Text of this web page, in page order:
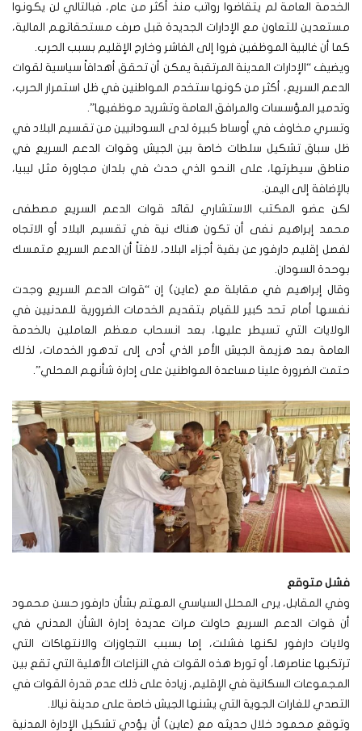
الخدمة العامة لم يتقاضوا رواتب منذ أكثر من عام، فبالتالي لن يكونوا
مستعدين للتعاون مع الإدارات الجديدة قبل صرف مستحقاتهم المالية،
كما أن غالبية الموظفين فروا إلى الفاشر وخارج الإقليم بسبب الحرب.
ويضيف “الإدارات المدينة المرتقبة يمكن أن تحقق أهدافاً سياسية لقوات
الدعم السريع، أكثر من كونها ستخدم المواطنين في ظل استمرار الحرب،
وتدمير المؤسسات والمرافق العامة وتشريد موظفيها”.
وتسري مخاوف في أوساط كبيرة لدى السودانيين من تقسيم البلاد في
ظل سباق تشكيل سلطات خاصة بين الجيش وقوات الدعم السريع في
مناطق سيطرتها، على النحو الذي حدث في بلدان مجاورة مثل ليبيا،
بالإضافة إلى اليمن.
لكن عضو المكتب الاستشاري لقائد قوات الدعم السريع مصطفى
محمد إبراهيم نفى أن تكون هناك نية في تقسيم البلاد أو الاتجاه
لفصل إقليم دارفور عن بقية أجزاء البلاد، لافتاً أن الدعم السريع متمسك
بوحدة السودان.
وقال إبراهيم في مقابلة مع (عاين) إن “قوات الدعم السريع وجدت
نفسها أمام تحد كبير للقيام بتقديم الخدمات الضرورية للمدنيين في
الولايات التي تسيطر عليها، بعد انسحاب معظم العاملين بالخدمة
العامة بعد هزيمة الجيش الأمر الذي أدى إلى تدهور الخدمات، لذلك
حتمت الضرورة علينا مساعدة المواطنين على إدارة شأنهم المحلي”.
فشل متوقع
وفي المقابل، يرى المحلل السياسي المهتم بشأن دارفور حسن محمود
أن قوات الدعم السريع حاولت مرات عديدة إدارة الشأن المدني في
ولايات دارفور لكنها فشلت، إما بسبب التجاوزات والانتهاكات التي
ترتكبها عناصرها، أو تورط هذه القوات في النزاعات الأهلية التي تقع بين
المجموعات السكانية في الإقليم، زيادة على ذلك عدم قدرة القوات في
التصدي للغارات الجوية التي يشنها الجيش خاصة على مدينة نيالا.
وتوقع محمود خلال حديثه مع (عاين) أن يؤدي تشكيل الإدارة المدنية